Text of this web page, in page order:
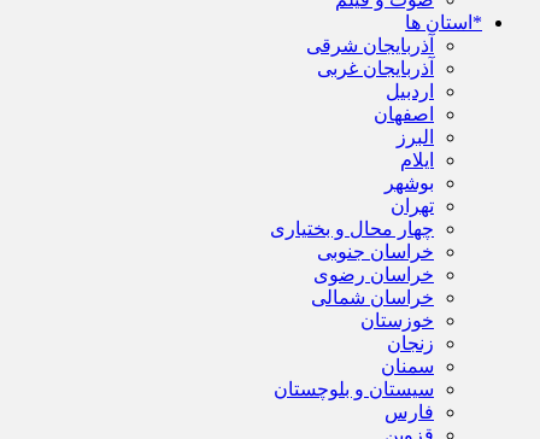
*استان ها
آذربایجان شرقی
آذربایجان غربی
اردبیل
اصفهان
البرز
ایلام
بوشهر
تهران
چهار محال و بختیاری
خراسان جنوبی
خراسان رضوی
خراسان شمالی
خوزستان
زنجان
سمنان
سیستان و بلوچستان
فارس